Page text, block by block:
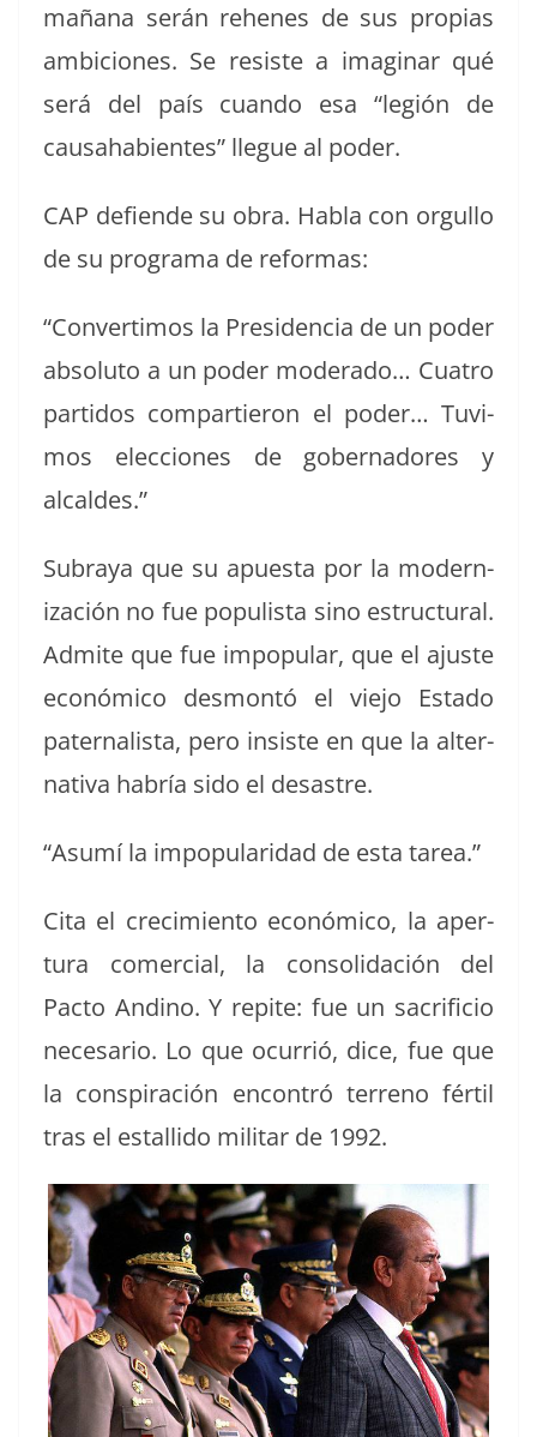
mañana serán rehenes de sus propias
ambi­ciones. Se resiste a imag­i­nar qué
será del país cuan­do esa “legión de
causa­ha­bi­entes” llegue al poder.
CAP defiende su obra. Habla con orgul­lo
de su pro­gra­ma de reformas:
“Con­ver­ti­mos la Pres­i­den­cia de un poder
abso­lu­to a un poder mod­er­a­do… Cua­tro
par­tidos com­partieron el poder… Tuvi­
mos elec­ciones de gob­er­nadores y
alcaldes.”
Sub­raya que su apues­ta por la mod­ern­
ización no fue pop­ulista sino estruc­tur­al.
Admite que fue impop­u­lar, que el ajuste
económi­co desmon­tó el viejo Esta­do
pater­nal­ista, pero insiste en que la alter­
na­ti­va habría sido el desastre.
“Asumí la impop­u­lar­i­dad de esta tarea.”
Cita el crec­imien­to económi­co, la aper­
tu­ra com­er­cial, la con­sol­i­dación del
Pacto Andi­no. Y repite: fue un sac­ri­fi­cio
nece­sario. Lo que ocur­rió, dice, fue que
la con­spir­ación encon­tró ter­reno fér­til
tras el estal­li­do mil­i­tar de 1992.